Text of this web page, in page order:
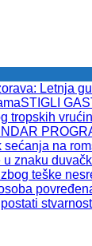
Letnja
STIGLI
tropskih
sećanja na
znaku
teške